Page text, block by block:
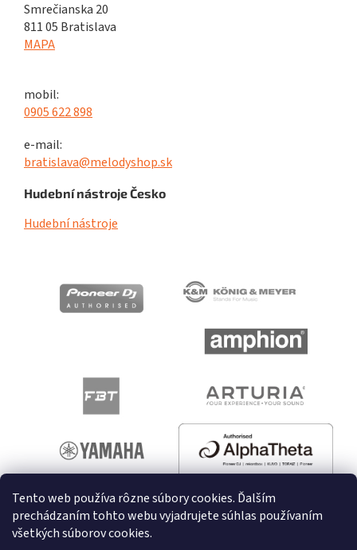
Tento web používa rôzne súbory cookies. Ďalším
prechádzaním tohto webu vyjadrujete súhlas používaním
všetkých súborov cookies.
Smrečianska 20
811 05 Bratislava
MAPA
mobil:
0905 622 898
e-mail:
bratislava@melodyshop.sk
Hudební nástroje Česko
Hudební nástroje